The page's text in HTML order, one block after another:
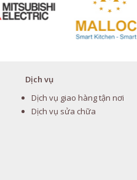
Dịch vụ
Dịch vụ giao hàng tận nơi
Dịch vụ sửa chữa